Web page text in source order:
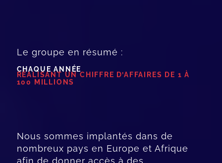
Le groupe en résumé :
CHAQUE ANNÉE
RÉALISANT UN CHIFFRE D’AFFAIRES DE 1 À
100 MILLIONS
Nous sommes implantés dans de
nombreux pays en Europe et Afrique